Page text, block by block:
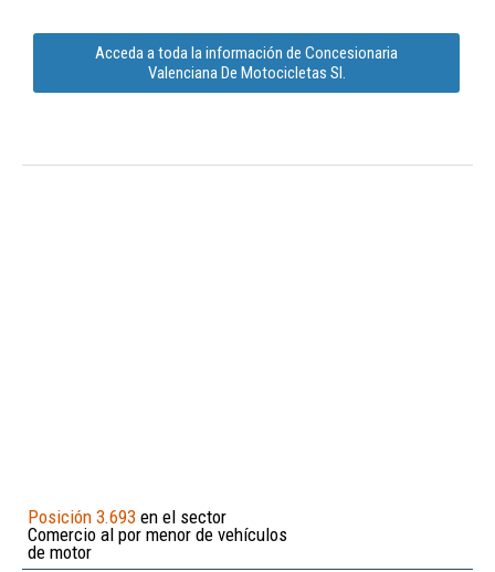
Acceda a toda la información de Concesionaria
Valenciana De Motocicletas Sl.
Posición 3.693 en el sector
Comercio al por menor de vehículos
de motor